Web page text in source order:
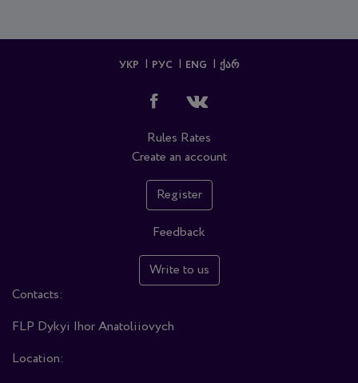
УКР РУС ENG ᲥᲐᲠ
Rules Rates
Create an account
Register
Feedback
Write to us
Contacts:
FLP Dykyi Ihor Anatoliiovych
Location: